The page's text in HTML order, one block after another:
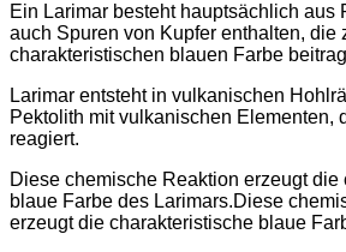
Ein Larimar besteht hauptsächlich aus
auch Spuren von Kupfer enthalten, die
charakteristischen blauen Farbe
Larimar entsteht in vulkanischen
Pektolith mit vulkanischen Elementen,
reagiert.
Diese chemische Reaktion erzeugt die
blaue Farbe des Larimars.Diese
erzeugt die charakteristische blaue